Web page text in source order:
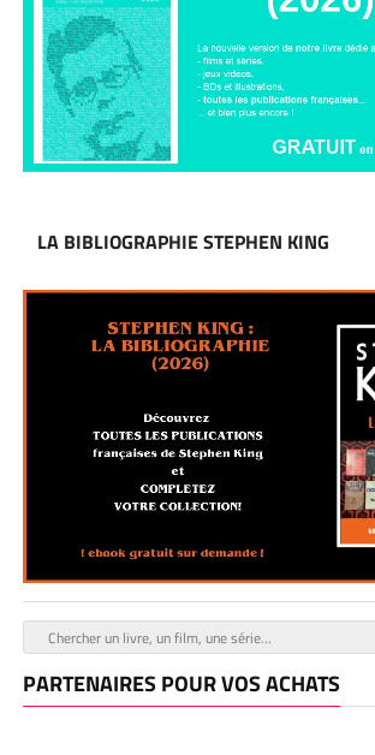
LA BIBLIOGRAPHIE STEPHEN KING
PARTENAIRES POUR VOS ACHATS